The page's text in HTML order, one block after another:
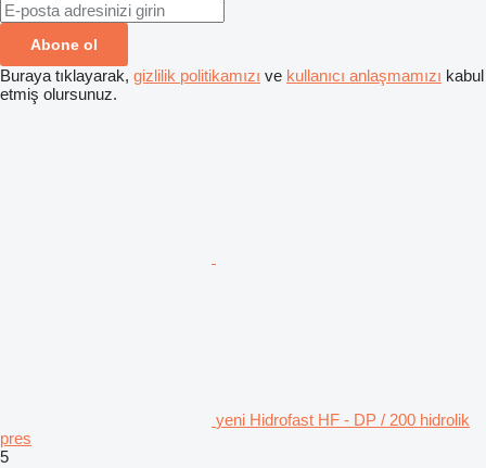
Abone ol
Buraya tıklayarak, gizlilik politikamızı ve kullanıcı anlaşmamızı kabul
etmiş olursunuz.
yeni Hidrofast HF - DP / 200 hidrolik
pres
5